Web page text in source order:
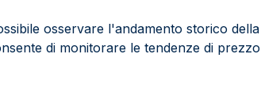
osservare l'andamento storico della
di monitorare le tendenze di